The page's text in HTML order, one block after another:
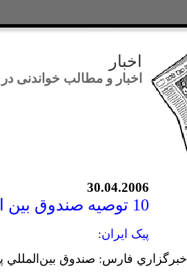
اخبار
اخبار و مطالب خواندنی در رابطه
30.04.2006
10 توصيه صندوق بين المللي پول به مقامهاي اقتصادي ايران
پیک ایران:
خبرگزاري فارس: صندوق بين‌المللي